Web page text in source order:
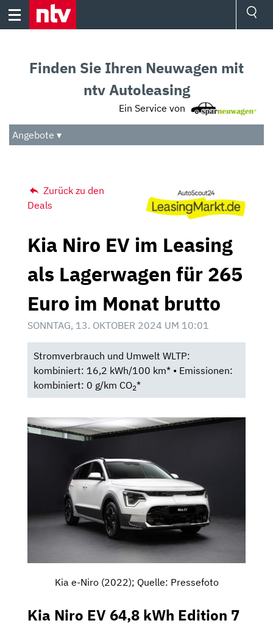
Skip
Audio
Das Beste
Finden Sie Ihren Neuwagen mit
ntv Autoleasing
Ein Service von
Angebote ▾
Zurück zu den
Deals
Kia Niro EV im Leasing
als Lagerwagen für 265
Euro im Monat brutto
SONNTAG, 13. OKTOBER 2024 UM 10:01
Stromverbrauch und Umwelt WLTP:
kombiniert: 16,2 kWh/100 km* • Emissionen:
kombiniert: 0 g/km CO2*
Kia e-Niro (2022); Quelle: Pressefoto
Kia Niro EV 64,8 kWh Edition 7